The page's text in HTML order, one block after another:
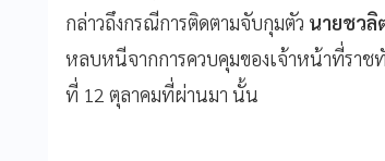
กล่าวถึงกรณีการติดตามจับกุมตัว นายชวลิ
หลบหนีจากการควบคุมของเจ้าหน้าที่ราช
ที่ 12 ตุลาคมที่ผ่านมา นั้น